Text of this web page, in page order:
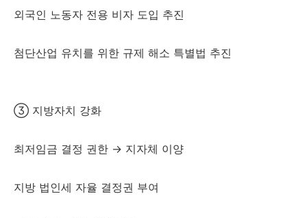
외국인 노동자 전용 비자 도입 추진
첨단산업 유치를 위한 규제 해소 특별법 추진
③ 지방자치 강화
최저임금 결정 권한 → 지자체 이양
지방 법인세 자율 결정권 부여